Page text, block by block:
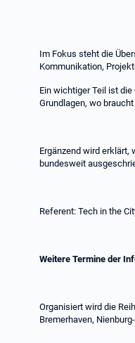
Im Fokus steht die
Kommunikation,
Ein wichtiger Teil ist
Grundlagen, wo
Ergänzend wird erklärt,
bundesweit
Referent: Tech in the
Weitere Termine der
Organisiert wird die
Bremerhaven,